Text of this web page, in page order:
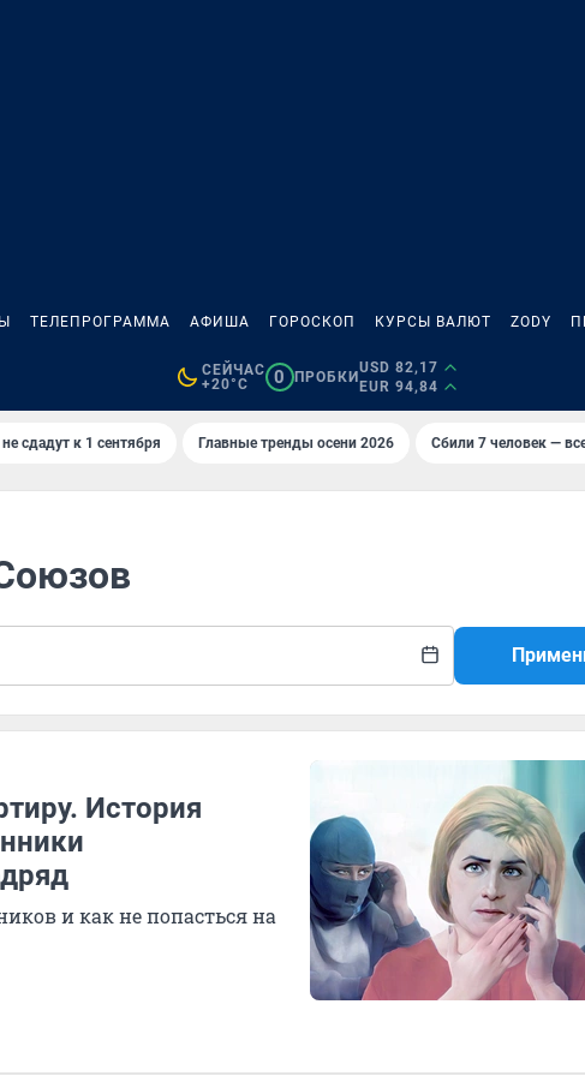
ТЕЛЕПРОГРАММА АФИША ГОРОСКОП КУРСЫ ВАЛЮТ ZODY
СЕЙЧАС
+20°C
0 ПРОБКИ
USD 82,17
EUR 94,84
сдадут к 1 сентября Главные тренды осени 2026 Сбили 7 человек —
История
и как не попасться на